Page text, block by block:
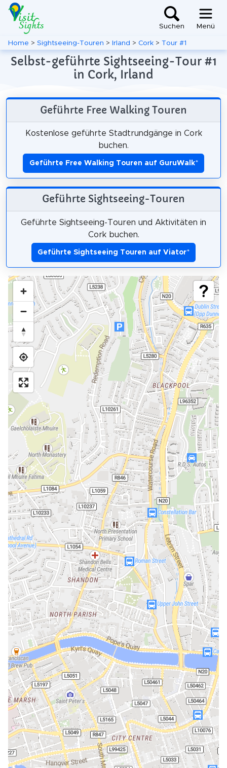
Suchen Menü
Home > Sightseeing-Touren > Irland > Cork > Tour #1
Selbst-geführte Sightseeing-Tour #1
in Cork, Irland
Geführte Free Walking Touren
Kostenlose geführte Stadtrundgänge in Cork
buchen.
Geführte Free Walking Touren auf GuruWalk*
Geführte Sightseeing-Touren
Geführte Sightseeing-Touren und Aktivitäten in
Cork buchen.
Geführte Sightseeing Touren auf Viator*